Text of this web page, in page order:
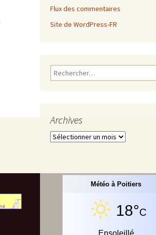
Flux des commentaires
Site de WordPress-FR
Rechercher :
Archives
Archives
Météo à Poitiers
18°C
Ensoleillé